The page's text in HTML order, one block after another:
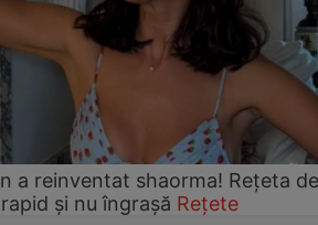
a reinventat shaorma! Rețeta de
și nu îngrașă Rețete